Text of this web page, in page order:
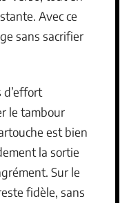
Avec ce
sans sacrifier
d’effort
le tambour
est bien
la sortie
Sur le
fidèle, sans